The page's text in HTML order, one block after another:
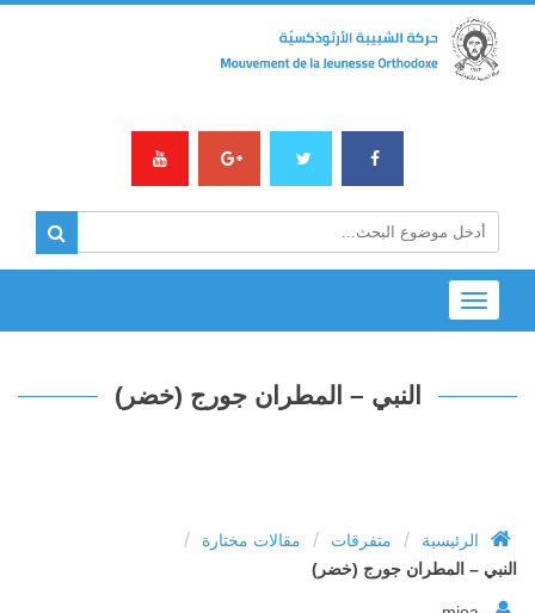
Toggle
navigation
النبي – المطران جورج (خضر)
الرئيسية / متفرقات / مقالات مختارة /
النبي – المطران جورج (خضر)